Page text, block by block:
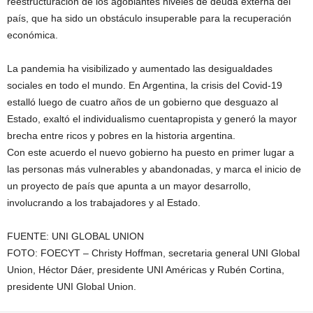
país, que ha sido un obstáculo insuperable para la recuperación
económica.
La pandemia ha visibilizado y aumentado las desigualdades
sociales en todo el mundo. En Argentina, la crisis del Covid-19
estalló luego de cuatro años de un gobierno que desguazo al
Estado, exaltó el individualismo cuentapropista y generó la mayor
brecha entre ricos y pobres en la historia argentina.
Con este acuerdo el nuevo gobierno ha puesto en primer lugar a
las personas más vulnerables y abandonadas, y marca el inicio de
un proyecto de país que apunta a un mayor desarrollo,
involucrando a los trabajadores y al Estado.
FUENTE: UNI GLOBAL UNION
FOTO: FOECYT – Christy Hoffman, secretaria general UNI Global
Union, Héctor Dáer, presidente UNI Américas y Rubén Cortina,
presidente UNI Global Union.